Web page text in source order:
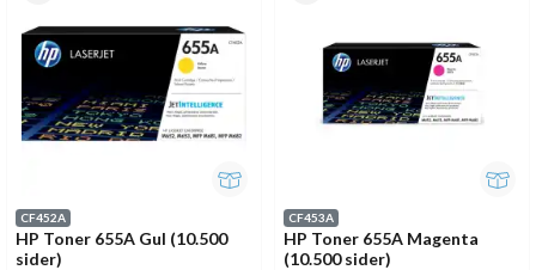
CF452A
HP Toner 655A Gul (10.500
sider)
CF453A
HP Toner 655A Magenta
(10.500 sider)